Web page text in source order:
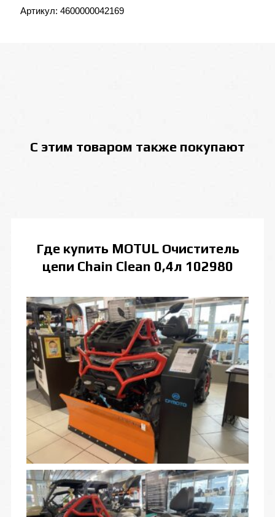
Артикул: 4600000042169
С этим товаром также покупают
Где купить MOTUL Очиститель
цепи Chain Clean 0,4л 102980